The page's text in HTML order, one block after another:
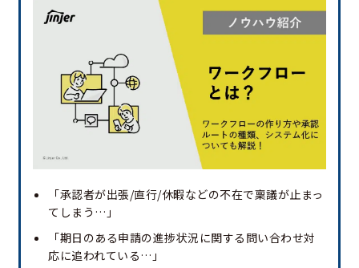
「承認者が出張/直行/休暇などの不在で稟議が止まっ
てしまう…」
「期日のある申請の進捗状況に関する問い合わせ対
応に追われている…」